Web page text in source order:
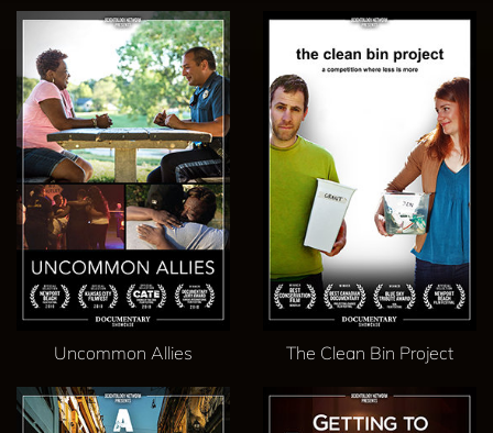
Uncommon Allies The Clean Bin Project